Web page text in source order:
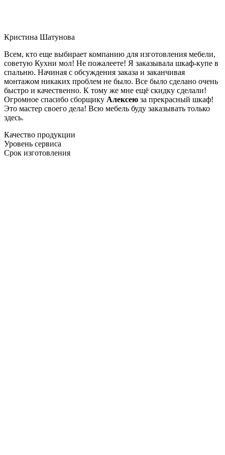
Кристина Шатунова
Всем, кто еще выбирает компанию для изготовления мебели,
советую Кухни мол! Не пожалеете! Я заказывала шкаф-купе в
спальню. Начиная с обсуждения заказа и заканчивая
монтажом никаких проблем не было. Все было сделано очень
быстро и качественно. К тому же мне ещё скидку сделали!
Огромное спасибо сборщику Алексею за прекрасный шкаф!
Это мастер своего дела! Всю мебель буду заказывать только
здесь.
Качество продукции
Уровень сервиса
Срок изготовления